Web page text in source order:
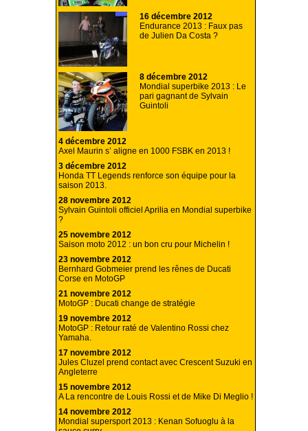
16 décembre 2012
Endurance 2013 : Faux pas
de Julien Da Costa ?
8 décembre 2012
Mondial superbike 2013 : Le
pari gagnant de Sylvain
Guintoli
4 décembre 2012
Axel Maurin s’ aligne en 1000 FSBK en 2013 !
3 décembre 2012
Honda TT Legends renforce son équipe pour la
saison 2013.
28 novembre 2012
Sylvain Guintoli officiel Aprilia en Mondial superbike
?
25 novembre 2012
Saison moto 2012 : un bon cru pour Michelin !
23 novembre 2012
Bernhard Gobmeier prend les rênes de Ducati
Corse en MotoGP
21 novembre 2012
MotoGP : Ducati change de stratégie
19 novembre 2012
MotoGP : Retour raté de Valentino Rossi chez
Yamaha.
17 novembre 2012
Jules Cluzel prend contact avec Crescent Suzuki en
Angleterre
15 novembre 2012
A La rencontre de Louis Rossi et de Mike Di Meglio !
14 novembre 2012
Mondial supersport 2013 : Kenan Sofuoglu à la